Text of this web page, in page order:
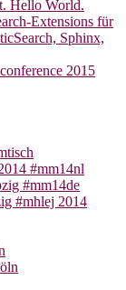
Hello World.
Extensions für
Sphinx,
2015
#mm14nl
#mm14de
#mhlej 2014